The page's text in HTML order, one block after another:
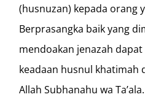
(husnuzan) kepada orang
Berprasangka baik yang
mendoakan jenazah
keadaan husnul khatimah
Allah Subhanahu wa Ta’ala.